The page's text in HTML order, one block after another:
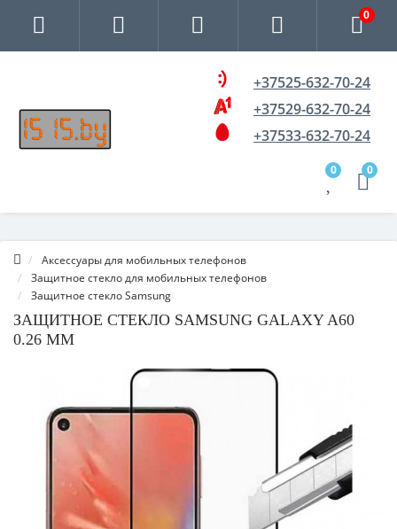
0
+37525-632-70-24
+37529-632-70-24
+37533-632-70-24
0 0
Аксессуары для мобильных телефонов
Защитное стекло для мобильных телефонов
Защитное стекло Samsung
ЗАЩИТНОЕ СТЕКЛО SAMSUNG GALAXY A60
0.26 MM